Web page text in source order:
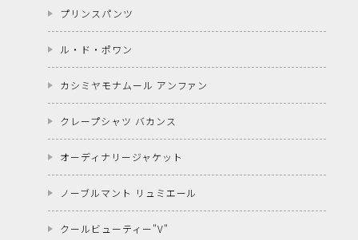
プリンスパンツ
ル・ド・ポワン
カシミヤモナムール アンファン
クレープシャツ バカンス
オーディナリージャケット
ノーブルマント リュミエール
クールビューティー"V"